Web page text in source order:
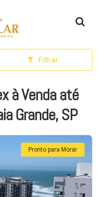
Filtrar
à Venda até
Grande, SP
Pronto para Morar